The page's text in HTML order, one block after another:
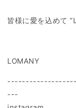
皆様に愛を込めて
LOMANY
---